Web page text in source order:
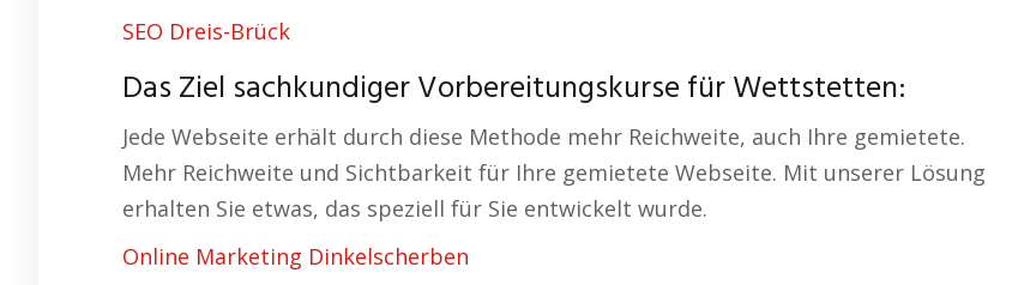
SEO Dreis-Brück
Das Ziel sachkundiger Vorbereitungskurse für Wettstetten:
Jede Webseite erhält durch diese Methode mehr Reichweite, auch Ihre gemietete.
Mehr Reichweite und Sichtbarkeit für Ihre gemietete Webseite. Mit unserer Lösung
erhalten Sie etwas, das speziell für Sie entwickelt wurde.
Online Marketing Dinkelscherben